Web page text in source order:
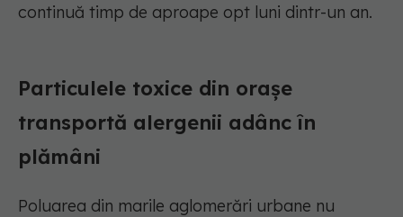
continuă timp de aproape opt luni dintr-un an.
Particulele toxice din orașe
transportă alergenii adânc în
plămâni
Poluarea din marile aglomerări urbane nu